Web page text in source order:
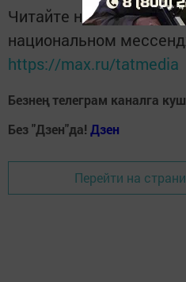
Читайте новости
национальном
https://max.ru/tatmedia
Безнең телеграм каналга
Без "Дзен"да! Дзен
Перейти на